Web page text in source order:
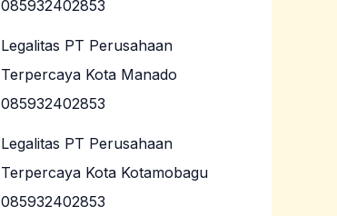
085932402853
Legalitas PT Perusahaan
Terpercaya Kota Manado
085932402853
Legalitas PT Perusahaan
Terpercaya Kota Kotamobagu
085932402853